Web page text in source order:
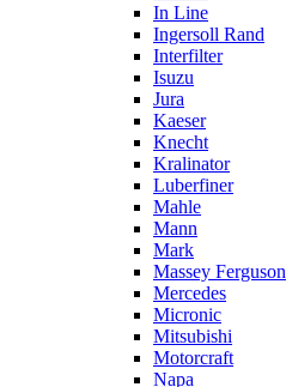
In Line
Ingersoll Rand
Interfilter
Isuzu
Jura
Kaeser
Knecht
Kralinator
Luberfiner
Mahle
Mann
Mark
Massey Ferguson
Mercedes
Micronic
Mitsubishi
Motorcraft
Napa